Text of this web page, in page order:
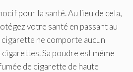
pour la santé. Au lieu de cela,
votre santé en passant au
cigarette ne comporte aucun
Sa poudre est même
de cigarette de haute